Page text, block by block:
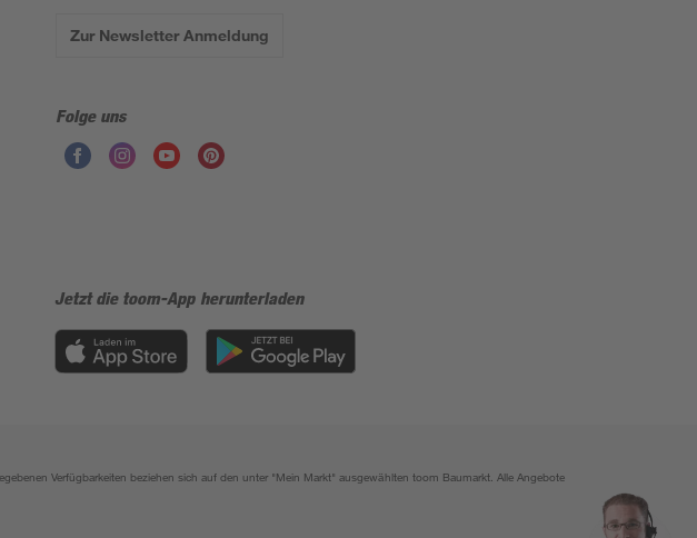
Zur Newsletter Anmeldung
Folge uns
Jetzt die toom-App herunterladen
Verfügbarkeiten beziehen sich auf den unter "Mein Markt" ausgewählten toom Baumarkt. Alle Angebote